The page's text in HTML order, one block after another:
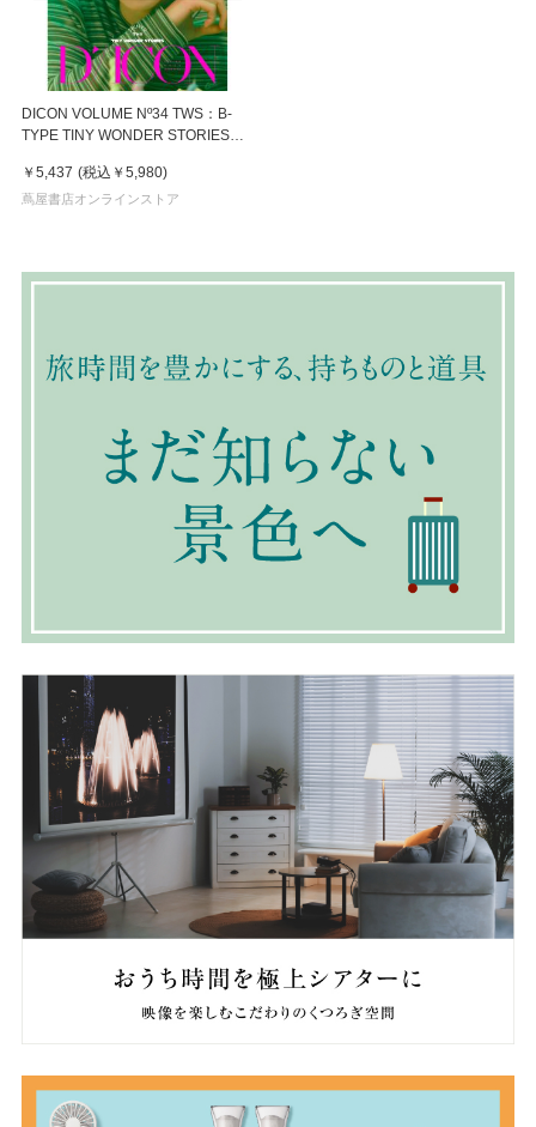
DICON VOLUME Nº34 TWS：B-
TYPE TINY WONDER STORIES
￥5,437 (税込 ￥5,980)
蔦屋書店オンラインストア